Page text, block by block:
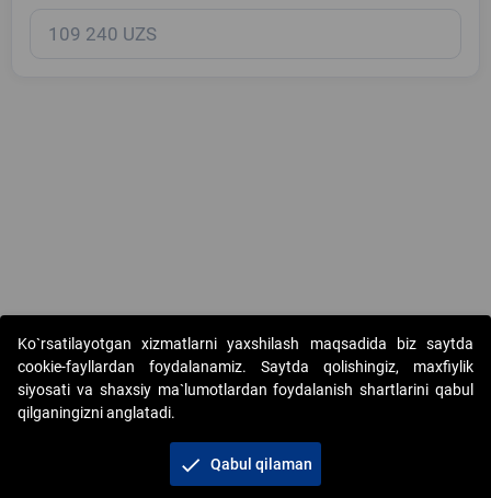
Copyright © 2017-2026. "Elektron onlayn-auksionlarni tashkil etish"
AJ. Barcha huquqlar himoyalangan
+998 71 202-21-11
Ko`rsatilayotgan xizmatlarni yaxshilash maqsadida biz saytda
cookie-fayllardan foydalanamiz. Saytda qolishingiz, maxfiylik
siyosati va shaxsiy ma`lumotlardan foydalanish shartlarini qabul
qilganingizni anglatadi.
check Qabul qilaman